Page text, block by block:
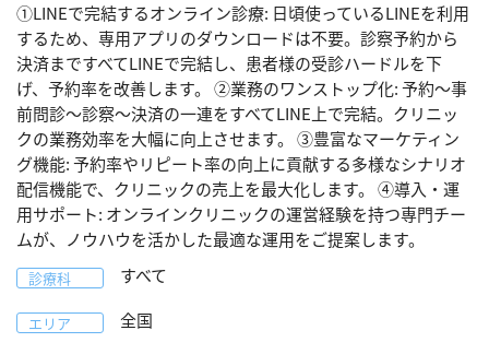
①LINEで完結するオンライン診療: 日頃使っているLINEを利用
するため、専用アプリのダウンロードは不要。診察予約から
決済まですべてLINEで完結し、患者様の受診ハードルを下
げ、予約率を改善します。 ②業務のワンストップ化: 予約〜事
前問診〜診察〜決済の一連をすべてLINE上で完結。クリニッ
クの業務効率を大幅に向上させます。 ③豊富なマーケティン
グ機能: 予約率やリピート率の向上に貢献する多様なシナリオ
配信機能で、クリニックの売上を最大化します。 ④導入・運
用サポート: オンラインクリニックの運営経験を持つ専門チー
ムが、ノウハウを活かした最適な運用をご提案します。
診療科 すべて
エリア 全国